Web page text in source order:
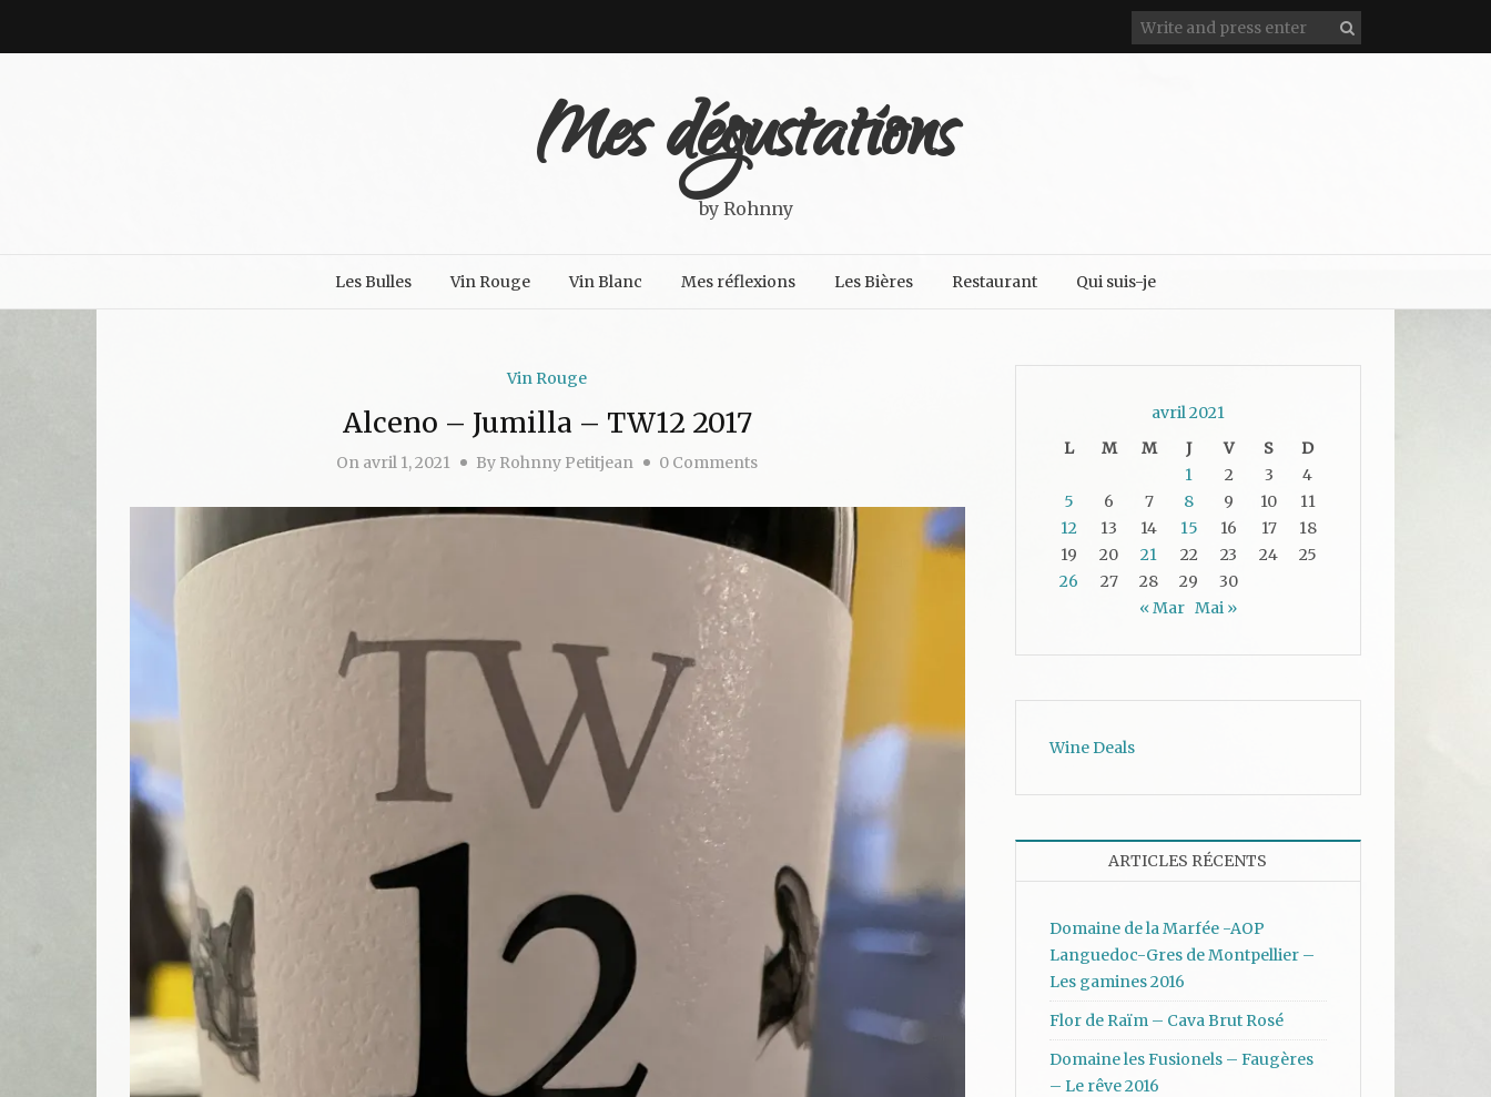
Mes dégustations
by Rohnny
Les Bulles Vin Rouge Vin Blanc Mes réflexions Les Bières Restaurant Qui suis-je
Vin Rouge
Alceno – Jumilla – TW12 2017
On avril 1, 2021 By Rohnny Petitjean 0 Comments
avril 2021
L
M M J V S
D
1
2 3
4
5
6 7 8 9 10
11
12
13 14 15 16 17
18
19
20 21 22 23 24
25
26
27 28 29
30
« Mar Mai »
Wine Deals
ARTICLES RÉCENTS
Domaine de la Marfée -AOP
Languedoc-Gres de Montpellier –
Les gamines 2016
Flor de Raïm – Cava Brut Rosé
Domaine les Fusionels – Faugères
– Le rêve 2016